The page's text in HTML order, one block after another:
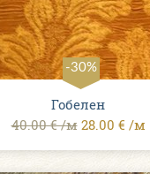
-30%
Гобелен
40.00 € /м 28.00 € /м